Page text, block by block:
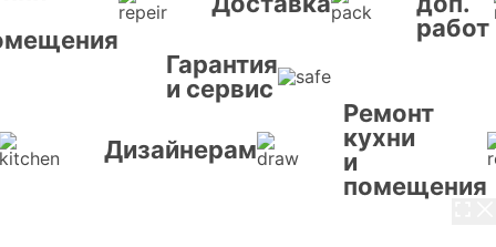
работ
Гарантия
и сервис
Дизайнерам
Ремонт
кухни
и
помещения